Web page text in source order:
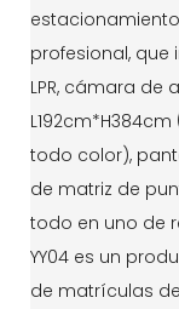
profesional,
LPR, cámara de
todo color),
de matriz de
todo en uno de
YY04 es un
de matrículas